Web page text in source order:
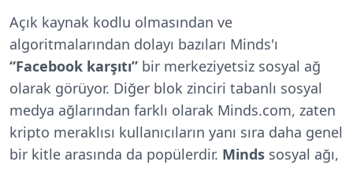
Açık kaynak kodlu olmasından ve
algoritmalarından dolayı bazıları Minds'ı
“Facebook karşıtı” bir merkeziyetsiz sosyal ağ
olarak görüyor. Diğer blok zinciri tabanlı sosyal
medya ağlarından farklı olarak Minds.com, zaten
kripto meraklısı kullanıcıların yanı sıra daha genel
bir kitle arasında da popülerdir. Minds sosyal ağı,